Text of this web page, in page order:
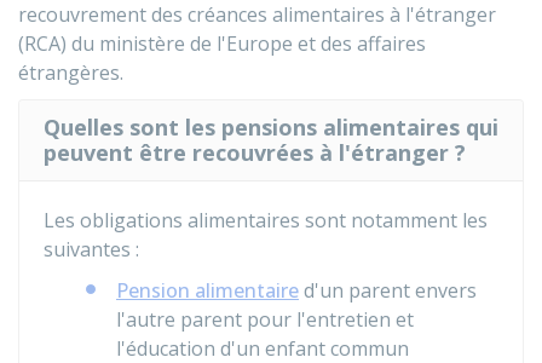
recouvrement des créances alimentaires à l'étranger
(RCA) du ministère de l'Europe et des affaires
étrangères.
Quelles sont les pensions alimentaires qui
peuvent être recouvrées à l'étranger ?
Les obligations alimentaires sont notamment les
suivantes :
Pension alimentaired'un parent envers
l'autre parent pour l'entretien et
l'éducation d'un enfant commun